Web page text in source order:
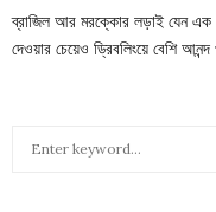
ব্রাজিল আর মরক্কোর লড়াই যেন এক
দেওয়ার চেয়েও ড্রিবলিংয়ে বেশি